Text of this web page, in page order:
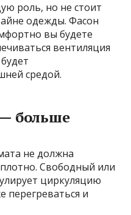
роль, но не стоит
одежды. Фасон
вы будете
вентиляция
средой.
больше
не должна
Свободный или
циркуляцию
перегреваться и